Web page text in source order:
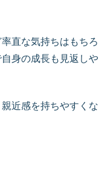
直な気持ちはもちろ
身の成長も見返しや
近感を持ちやすくな